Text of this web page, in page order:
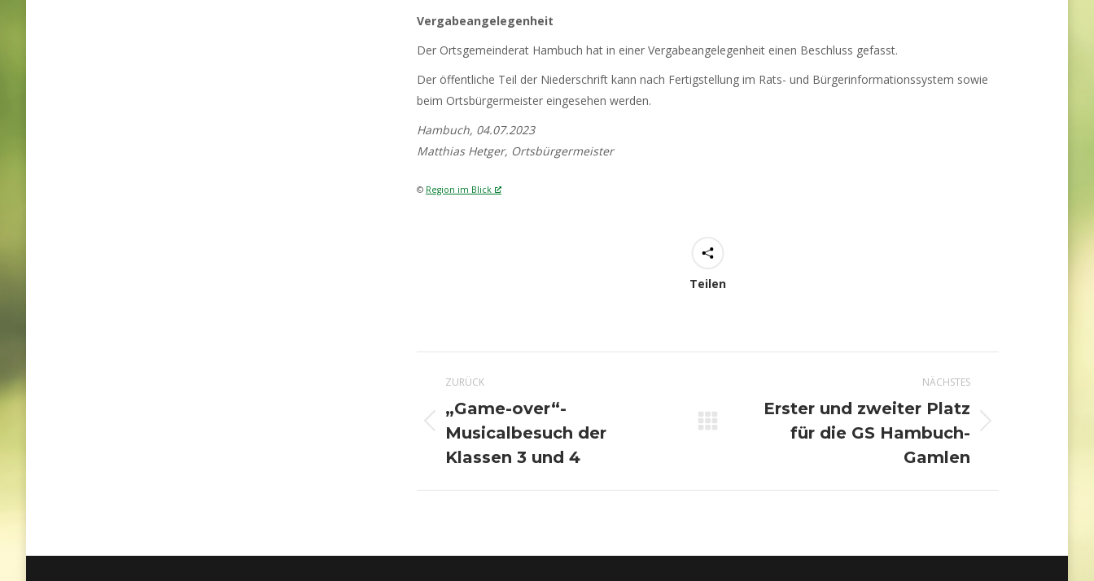
Vergabeangelegenheit
Der Ortsgemeinderat Hambuch hat in einer Vergabeangelegenheit einen Beschluss gefasst.
Der öffentliche Teil der Niederschrift kann nach Fertigstellung im Rats- und Bürgerinformationssystem sowie
beim Ortsbürgermeister eingesehen werden.
Hambuch, 04.07.2023
Matthias Hetger, Ortsbürgermeister
© Region im Blick
Teilen
Kommentarnavigation
ZURÜCK
Vorheriger
Beitrag:
„Game-over“-
Musicalbesuch der
Klassen 3 und 4
NÄCHSTES
Nächster
Erster und zweiter Platz
für die GS Hambuch-
Gamlen